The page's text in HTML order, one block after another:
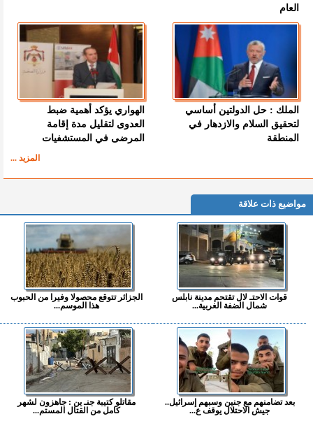
العام
الملك : حل الدولتين أساسي
لتحقيق السلام والازدهار في
المنطقة
الهواري يؤكد أهمية ضبط
العدوى لتقليل مدة إقامة
المرضى في المستشفيات
المزيد ...
مواضيع ذات علاقة
قوات الاحتـ لال تقتحم مدينة نابلس
شمال الضفة الغربية...
الجزائر تتوقع محصولا وفيرا من الحبوب
هذا الموسم...
بعد تضامنهم مع جنين وسبهم إسرائيل..
جيش الاحتلال يوقف ع...
مقاتلو كتيبة جنـ ين : جاهزون لشهر
كامل من القتال المستم...